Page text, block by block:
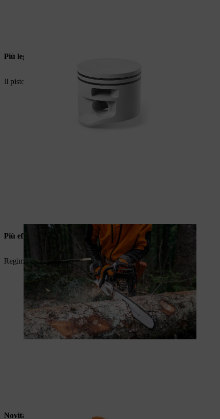
Più leggero
Il pistone in magnesio consente di risparmiare sul peso.
Più efficace
Regime massimo più elevato per prestazioni migliori.
Novità mondiale